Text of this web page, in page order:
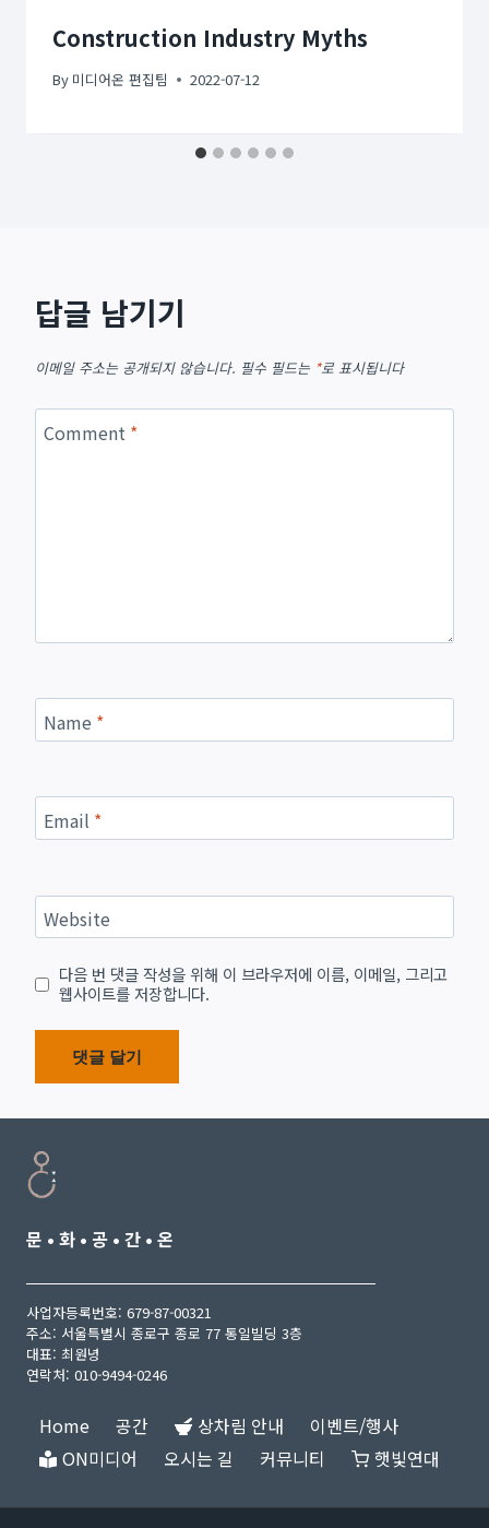
Construction Industry Myths
By 미디어온 편집팀 2022-07-12
답글 남기기
이메일 주소는 공개되지 않습니다. 필수 필드는 *로 표시됩니다
Comment *
Name *
Email *
Website
다음 번 댓글 작성을 위해 이 브라우저에 이름, 이메일, 그리고
웹사이트를 저장합니다.
문 • 화 • 공 • 간 • 온
사업자등록번호: 679-87-00321
주소: 서울특별시 종로구 종로 77 통일빌딩 3층
대표: 최원녕
연락처: 010-9494-0246
Home 공간 상차림 안내
이벤트/행사
ON미디어
오시는 길 커뮤니티 햇빛연대